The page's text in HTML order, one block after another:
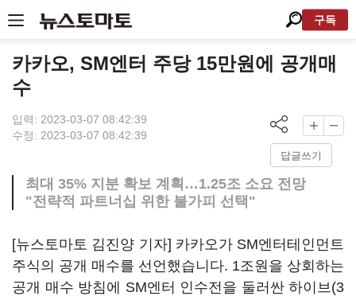
구독
카카오, SM엔터 주당 15만원에 공개매
수
입력: 2023-03-07 08:42:39
수정: 2023-03-07 08:42:39
답글쓰기
최대 35% 지분 확보 계획…1.25조 소요 전망
"전략적 파트너십 위한 불가피 선택"
[뉴스토마토 김진양 기자] 카카오가 SM엔터테인먼트
주식의 공개 매수를 선언했습니다. 1조원을 상회하는
공개 매수 방침에 SM엔터 인수전을 둘러싼 하이브(3